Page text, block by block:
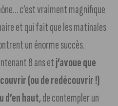
c’est vraiment magnifique
et qui fait que les matinales
un énorme succès.
8 ans etj’avoue que
(ou de redécouvrir !)
d’en haut, de contempler un